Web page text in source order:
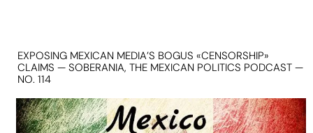
EXPOSING MEXICAN MEDIA’S BOGUS «CENSORSHIP»
CLAIMS — SOBERANIA, THE MEXICAN POLITICS PODCAST —
NO. 114